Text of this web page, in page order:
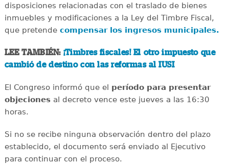
disposiciones relacionadas con el traslado de bienes
inmuebles y modificaciones a la Ley del Timbre Fiscal,
que pretende compensar los ingresos municipales.
LEE TAMBIÉN: ¡Timbres fiscales! El otro impuesto que
cambió de destino con las reformas al IUSI
El Congreso informó que el período para presentar
objecionesal decreto vence este jueves a las 16:30
horas.
Si no se recibe ninguna observación dentro del plazo
establecido, el documento será enviado al Ejecutivo
para continuar con el proceso.